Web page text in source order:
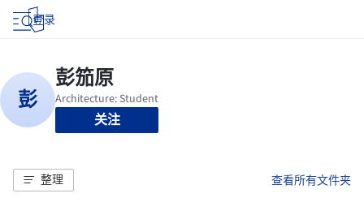
登录
关注
整理 查看所有文件夹